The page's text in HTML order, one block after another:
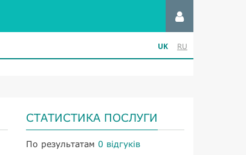
UK RU
СТАТИСТИКА ПОСЛУГИ
По результатам 0 відгуків